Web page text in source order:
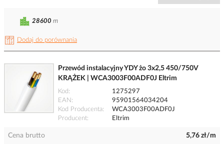
Dodaj do porównania
28600 m
Przewód instalacyjny YDY żo 3x2,5 450/750V
KRĄŻEK | WCA3003F00ADF0J Eltrim
Kod
1275297
EAN
95901564034204
Kod Producenta
WCA3003F00ADF0J
Producent
Eltrim
Cena brutto 5,76 zł/m